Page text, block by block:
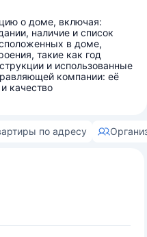
о доме, включая:
наличие и список
в доме,
такие как год
и использованные
компании: её
качество
по адресу